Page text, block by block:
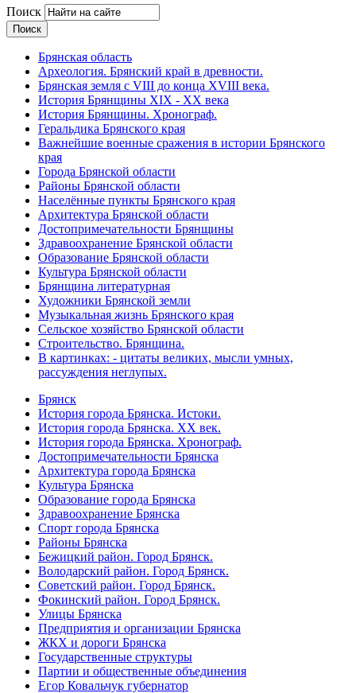
Поиск
Брянская область
Археология. Брянский край в древности.
Брянская земля с VIII до конца XVIII века.
История Брянщины XIX - XX века
История Брянщины. Хронограф.
Геральдика Брянского края
Важнейшие военные сражения в истории Брянского
края
Города Брянской области
Районы Брянской области
Населённые пункты Брянского края
Архитектура Брянской области
Достопримечательности Брянщины
Здравоохранение Брянской области
Образование Брянской области
Культура Брянской области
Брянщина литературная
Художники Брянской земли
Музыкальная жизнь Брянского края
Сельское хозяйство Брянской области
Строительство. Брянщина.
В картинках: - цитаты великих, мысли умных,
рассуждения неглупых.
Брянск
История города Брянска. Истоки.
История города Брянска. XX век.
История города Брянска. Хронограф.
Достопримечательности Брянска
Архитектура города Брянска
Культура Брянска
Образование города Брянска
Здравоохранение Брянска
Спорт города Брянска
Районы Брянска
Бежицкий район. Город Брянск.
Володарский район. Город Брянск.
Советский район. Город Брянск.
Фокинский район. Город Брянск.
Улицы Брянска
Предприятия и организации Брянска
ЖКХ и дороги Брянска
Государственные структуры
Партии и общественные объединения
Егор Ковальчук губернатор